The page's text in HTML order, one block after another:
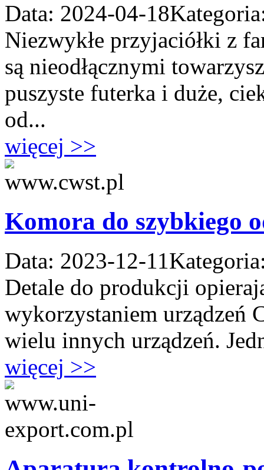
Data: 2024-04-18
Niezwykłe przyjaciółki z
są nieodłącznymi
puszyste futerka i duże,
od...
więcej >>
Komora do szybkiego
Data: 2023-12-11
Detale do produkcji
wykorzystaniem urządzeń
wielu innych urządzeń.
więcej >>